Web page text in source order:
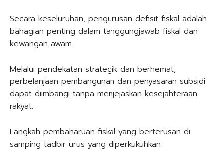
Secara keseluruhan, pengurusan defisit fiskal adalah
bahagian penting dalam tanggungjawab fiskal dan
kewangan awam.
Melalui pendekatan strategik dan berhemat,
perbelanjaan pembangunan dan penyasaran subsidi
dapat diimbangi tanpa menjejaskan kesejahteraan
rakyat.
Langkah pembaharuan fiskal yang berterusan di
samping tadbir urus yang diperkukuhkan